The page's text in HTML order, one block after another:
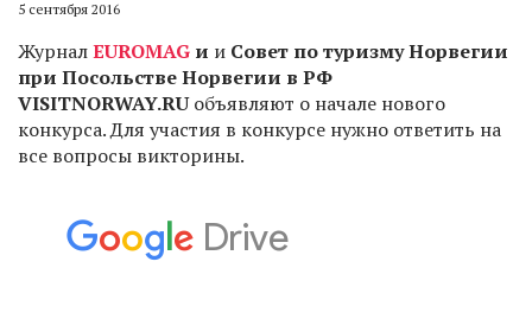
5 сентября 2016
ЖурналEUROMAG и и Совет по туризму Норвегии
при Посольстве Норвегии в РФ
VISITNORWAY.RUобъявляют о начале нового
конкурса. Для участия в конкурсе нужно ответить на
все вопросы викторины.